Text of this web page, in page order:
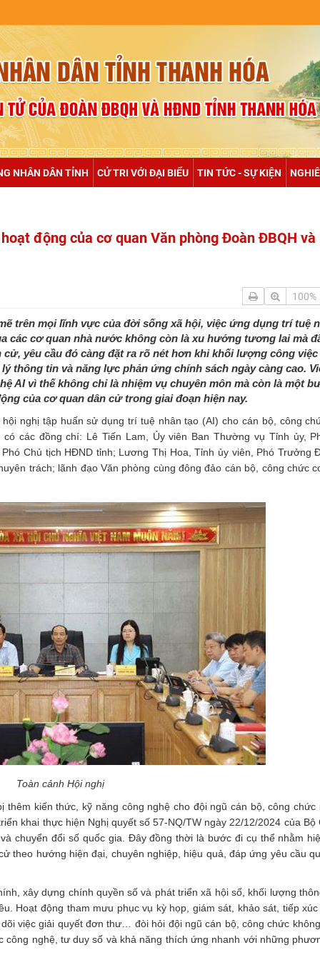
NHÂN DÂN TỈNH CỬ TRI VỚI ĐẠI BIỂU TIN TỨC - SỰ KIỆN
động của cơ quan Văn phòng Đoàn ĐBQH và
100%
trên mọi lĩnh vực của đời sống xã hội, việc ứng dụng trí tuệ
các cơ quan nhà nước không còn là xu hướng tương lai mà
yêu cầu đó càng đặt ra rõ nét hơn khi khối lượng công việc
thông tin và năng lực phản ứng chính sách ngày càng cao.
AI vì thế không chỉ là nhiệm vụ chuyên môn mà còn là một
của cơ quan dân cử trong giai đoạn hiện nay.
nghị tập huấn sử dụng trí tuệ nhân tạo (AI) cho cán bộ, công
các đồng chí: Lê Tiến Lam, Ủy viên Ban Thường vụ Tỉnh ủy,
Chủ tịch HĐND tỉnh; Lương Thị Hoa, Tỉnh ủy viên, Phó Trưởng
trách; lãnh đạo Văn phòng cùng đông đảo cán bộ, công chức
Toàn cảnh Hội nghị
thêm kiến thức, kỹ năng công nghệ cho đội ngũ cán bộ, công chức
khai thực hiện Nghị quyết số 57-NQ/TW ngày 22/12/2024 của Bộ
chuyển đổi số quốc gia. Đây đồng thời là bước đi cụ thể nhằm
theo hướng hiện đại, chuyên nghiệp, hiệu quả, đáp ứng yêu cầu
xây dựng chính quyền số và phát triển xã hội số, khối lượng
Hoạt động tham mưu phục vụ kỳ họp, giám sát, khảo sát, tiếp
việc giải quyết đơn thư… đòi hỏi đội ngũ cán bộ, công chức
nghệ, tư duy số và khả năng thích ứng nhanh với những